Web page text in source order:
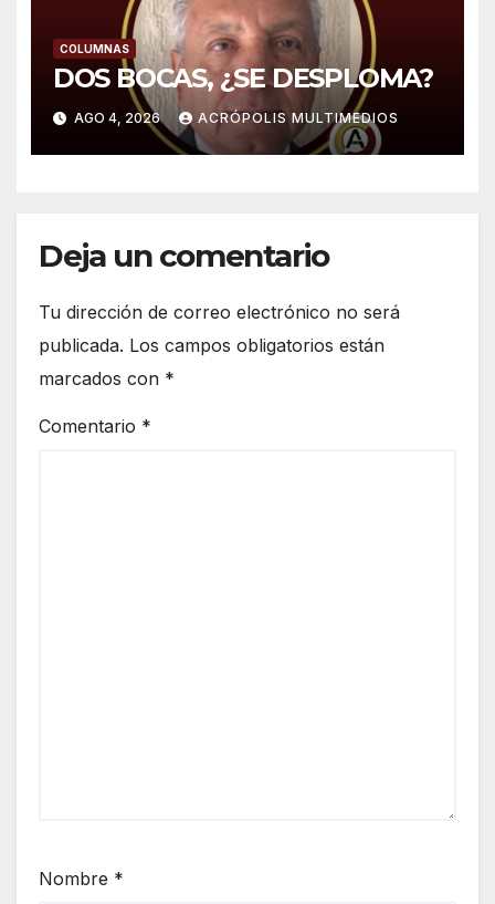
COLUMNAS
DOS BOCAS, ¿SE DESPLOMA?
AGO 4, 2026 ACRÓPOLIS MULTIMEDIOS
Deja un comentario
Tu dirección de correo electrónico no será
publicada. Los campos obligatorios están
marcados con *
Comentario *
Nombre *